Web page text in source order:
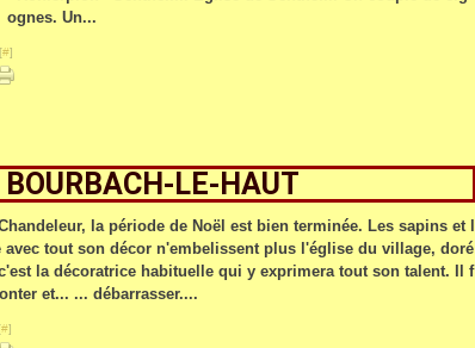
ognes. Un...
#]
BOURBACH-LE-HAUT
la période de Noël est bien terminée. Les sapins et l
avec tout son décor n'embelissent plus l'église du village, doré
la décoratrice habituelle qui y exprimera tout son talent. Il f
et... ... débarrasser....
#]